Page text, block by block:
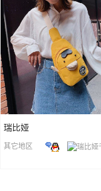
瑞比娅
其它地区